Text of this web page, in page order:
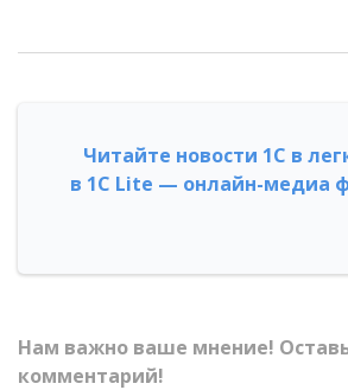
Читайте новости 1С в
в 1С Lite — онлайн-медиа
Нам важно ваше мнение!
комментарий!